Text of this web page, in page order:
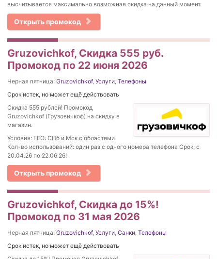
высчитывается максимально возможная скидка на данный момент.
Открыть промокод
Gruzovichkof, Скидка 555 руб.
Промокод по 22 июня 2026
Черная пятница: Gruzovichkof, Услуги, Телефоны
Срок истек, но может ещё действовать
Скидка 555 рублей! Промокод
Gruzovichkof (Грузовичкоф) на скидку в
магазин.
Условия: ГЕО: СПб и Мск с областями
Кол-во использований: один раз с одного номера телефона Срок: с
20.04.26 по 22.06.26!
Открыть промокод
Gruzovichkof, Скидка до 15%!
Промокод по 31 мая 2026
Черная пятница: Gruzovichkof, Услуги, Санки, Телефоны
Срок истек, но может ещё действовать